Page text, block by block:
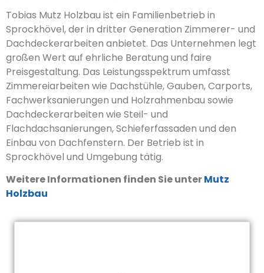
Tobias Mutz Holzbau ist ein Familienbetrieb in
Sprockhövel, der in dritter Generation Zimmerer- und
Dachdeckerarbeiten anbietet. Das Unternehmen legt
großen Wert auf ehrliche Beratung und faire
Preisgestaltung. Das Leistungsspektrum umfasst
Zimmereiarbeiten wie Dachstühle, Gauben, Carports,
Fachwerksanierungen und Holzrahmenbau sowie
Dachdeckerarbeiten wie Steil- und
Flachdachsanierungen, Schieferfassaden und den
Einbau von Dachfenstern. Der Betrieb ist in
Sprockhövel und Umgebung tätig.
Weitere Informationen finden Sie unterMutz
Holzbau